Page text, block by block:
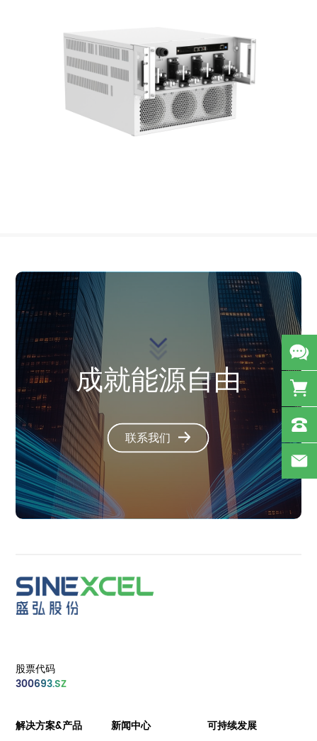
成就能源自由
联系我们
股票代码
300693.SZ
解决方案&产品 新闻中心 可持续发展